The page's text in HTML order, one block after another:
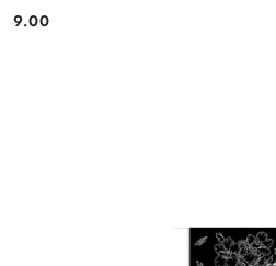
Cena:
9.00